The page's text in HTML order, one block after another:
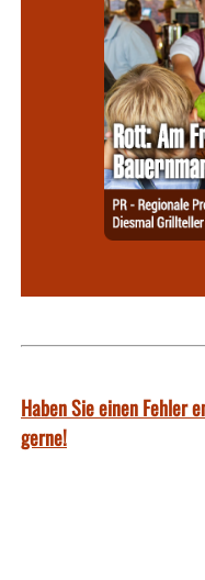
Haben Sie einen Fehler
gerne!